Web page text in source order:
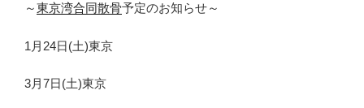
～東京湾合同散骨予定のお知らせ～
1月24日(土)東京
3月7日(土)東京